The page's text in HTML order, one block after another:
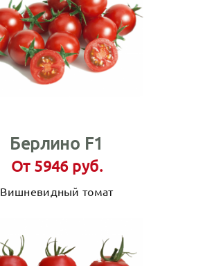
Берлино F1
От 5946 руб.
Вишневидный томат